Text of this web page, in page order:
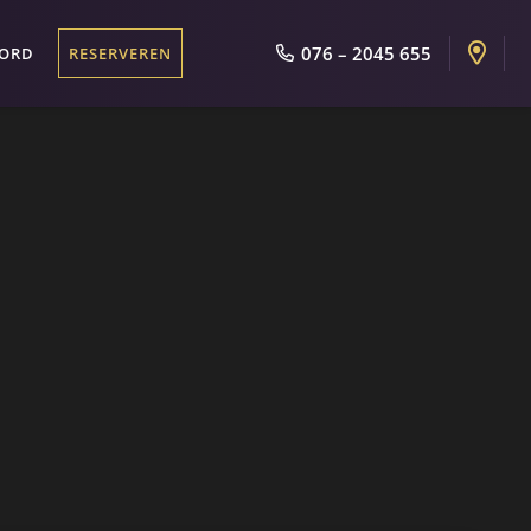
RESERVEREN 076 – 2045 655